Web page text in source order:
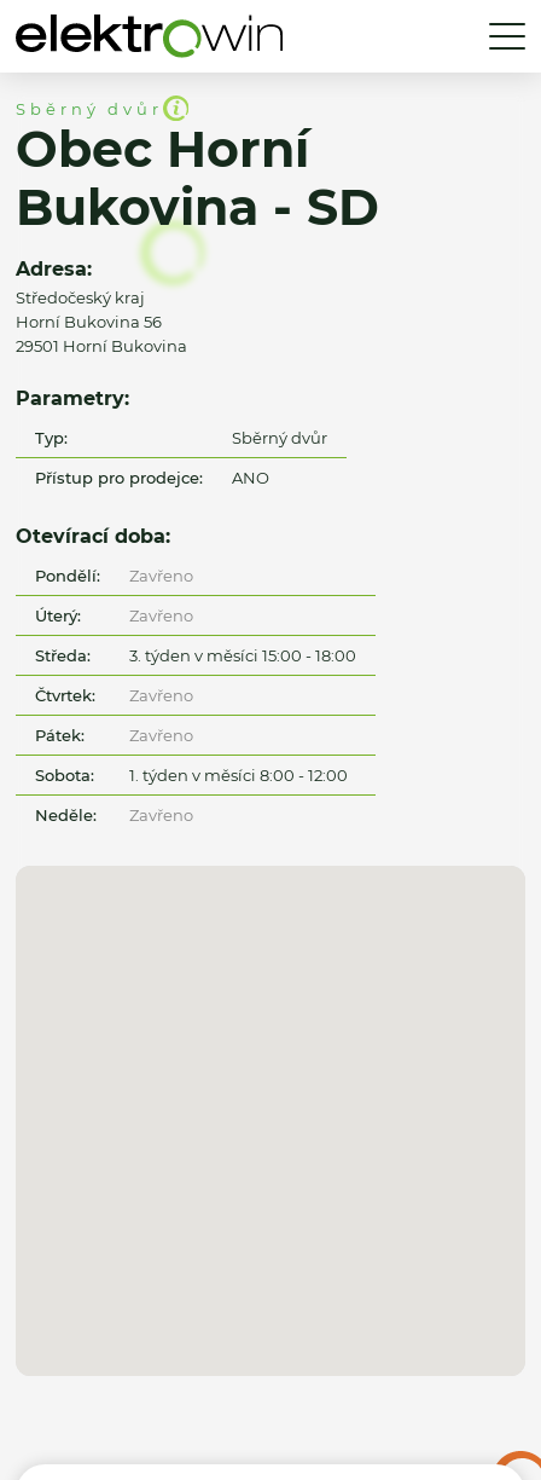
Sběrný dvůr
Obec Horní
Bukovina - SD
Adresa:
Středočeský kraj
Horní Bukovina 56
29501 Horní Bukovina
Parametry:
Typ: Sběrný dvůr
Přístup pro prodejce: ANO
Otevírací doba:
Pondělí: Zavřeno
Úterý: Zavřeno
Středa: 3. týden v měsíci 15:00 - 18:00
Čtvrtek: Zavřeno
Pátek: Zavřeno
Sobota: 1. týden v měsíci 8:00 - 12:00
Neděle: Zavřeno